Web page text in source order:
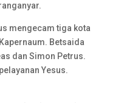
mengecam tiga kota
Betsaida
dan Simon Petrus.
Yesus.